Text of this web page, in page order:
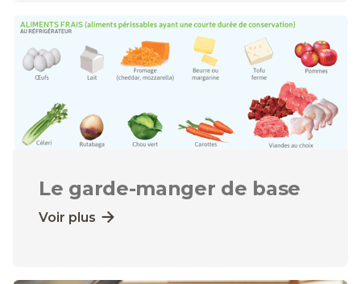
Le garde-manger de base
Voir plus